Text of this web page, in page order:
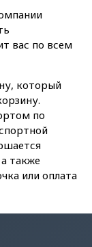
вас по всем
который
по
также
или оплата